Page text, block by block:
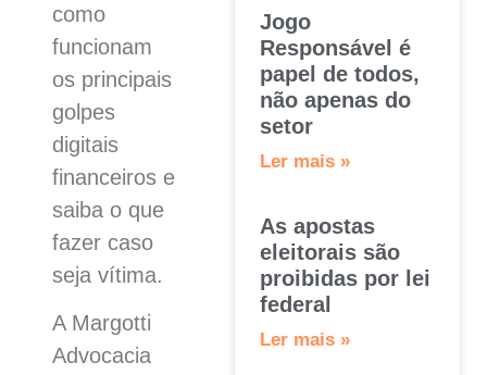
como
funcionam
os principais
golpes
digitais
financeiros e
saiba o que
fazer caso
seja vítima.
A Margotti
Advocacia
Jogo
Responsável é
papel de todos,
não apenas do
setor
Ler mais »
As apostas
eleitorais são
proibidas por lei
federal
Ler mais »